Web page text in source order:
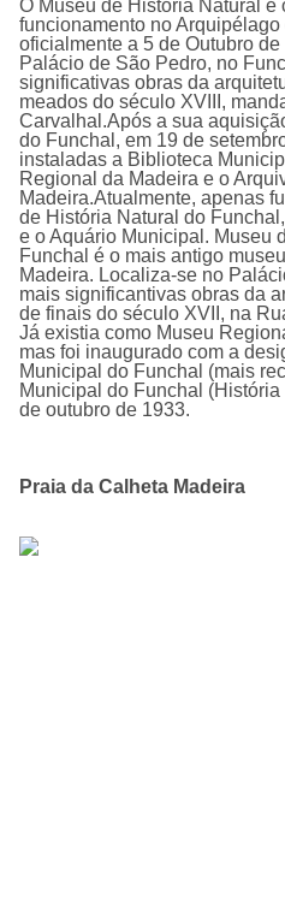
O Museu de História Natural é
funcionamento no
oficialmente a 5 de Outubro
Palácio de São Pedro, no
significativas obras da
meados do século XVIII,
Carvalhal.Após a sua
do Funchal, em 19 de
instaladas a Biblioteca
Regional da Madeira e o
Madeira.Atualmente, apenas
de História Natural do
e o Aquário Municipal. Museu
Funchal é o mais antigo
Madeira. Localiza-se no
mais significantivas obras da
de finais do século XVII, na
Já existia como Museu
mas foi inaugurado com a
Municipal do Funchal (mais
Municipal do Funchal
de outubro de 1933.
Praia da Calheta Madeira